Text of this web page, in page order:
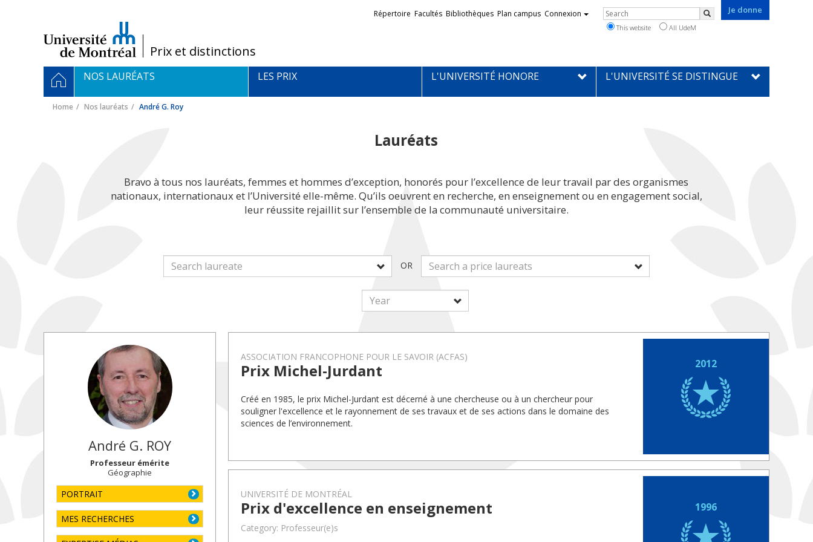
/Prix et distinctions
Je donne
Liens
externes
Répertoire Facultés Bibliothèques Plan campus Connexion Rechercher
Search
This website All UdeM
Navigation
principale
HOMENOS LAURÉATS LES PRIX L'UNIVERSITÉ HONORE L'UNIVERSITÉ SE DISTINGUE
Home Nos lauréats André G. Roy
Lauréats
Bravo à tous nos lauréats, femmes et hommes d’exception, honorés pour l’excellence de leur travail par des organismes
nationaux, internationaux et l’Université elle-même. Qu’ils oeuvrent en recherche, en enseignement ou en engagement social,
leur réussite rejaillit sur l’ensemble de la communauté universitaire.
OR
André G. ROY
Professeur émérite
Géographie
PORTRAIT
MES RECHERCHES
ASSOCIATION FRANCOPHONE POUR LE SAVOIR (ACFAS)
Prix Michel-Jurdant
Créé en 1985, le prix Michel-Jurdant est décerné à une chercheuse ou à un chercheur pour
souligner l'excellence et le rayonnement de ses travaux et de ses actions dans le domaine des
sciences de l’environnement.
2012
UNIVERSITÉ DE MONTRÉAL
Prix d'excellence en enseignement
Category: Professeur(e)s
1996